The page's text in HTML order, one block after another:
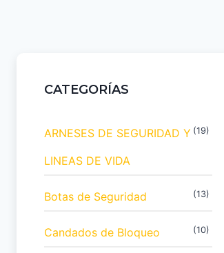
CATEGORÍAS
ARNESES DE SEGURIDAD Y
LINEAS DE VIDA
(19)
Botas de Seguridad (13)
Candados de Bloqueo (10)